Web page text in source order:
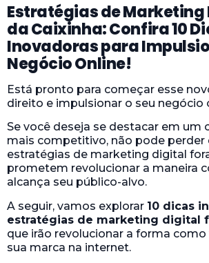
Estratégias de Marketing
da Caixinha: Confira 10
Inovadoras para
Negócio Online!
Está pronto para começar esse
direito e impulsionar o seu negócio
Se você deseja se destacar em um
mais competitivo, não pode perder
estratégias de marketing digital
prometem revolucionar a maneira
alcança seu público-alvo.
A seguir, vamos explorar 10 dicas
estratégias de marketing digital
que irão revolucionar a forma
sua marca na internet.